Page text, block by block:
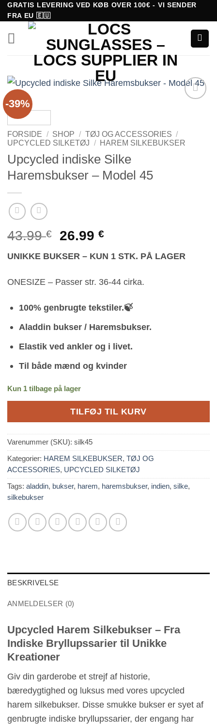
Fortsæt
til
indhold
GRATIS LEVERING VED KØB OVER 100€ - VI SENDER
FRA EU 🇪🇺
-39%
FORSIDE / SHOP / TØJ OG ACCESSORIES /
UPCYCLED SILKETØJ / HAREM SILKEBUKSER
Upcycled indiske Silke
Haremsbukser – Model 45
43.99€
Den
pris
43.99 €.
26.99€Den
aktuelle
pris
26.99 €.
UNIKKE BUKSER – KUN 1 STK. PÅ LAGER
ONESIZE – Passer str. 36-44 cirka.
100% genbrugte tekstiler.🍃
Aladdin bukser / Haremsbukser.
Elastik ved ankler og i livet.
Til både mænd og kvinder
Kun 1 tilbage på lager
TILFØJ TIL KURV
Varenummer (SKU): silk45
Kategorier: HAREM SILKEBUKSER, TØJ OG
ACCESSORIES, UPCYCLED SILKETØJ
Tags: aladdin, bukser, harem, haremsbukser, indien, silke,
silkebukser
BESKRIVELSE
ANMELDELSER (0)
Upcycled Harem Silkebukser – Fra
Indiske Bryllupssarier til Unikke
Kreationer
Giv din garderobe et strejf af historie,
bæredygtighed og luksus med vores upcycled
harem silkebukser. Disse smukke bukser er syet af
genbrugte indiske bryllupssarier, der engang har